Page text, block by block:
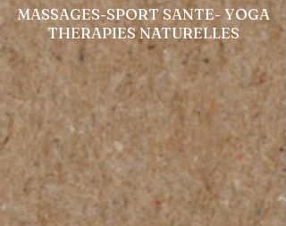
MASSAGES-SPORT SANTE- YOGA
THERAPIES NATURELLES